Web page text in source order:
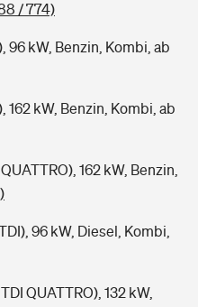
/ 774)
96 kW, Benzin, Kombi, ab
162 kW, Benzin, Kombi, ab
162 kW, Benzin,
96 kW, Diesel, Kombi,
QUATTRO), 132 kW,